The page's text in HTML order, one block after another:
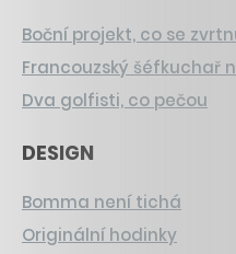
Boční projekt, co se
Francouzský šéfkuchař
Dva golfisti, co pečou
DESIGN
Bomma není tichá
Originální hodinky